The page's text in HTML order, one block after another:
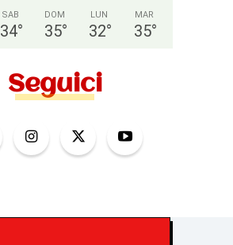
SAB
34°
DOM
35°
LUN
32°
MAR
35°
Seguici